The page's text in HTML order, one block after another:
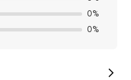
0%
0%